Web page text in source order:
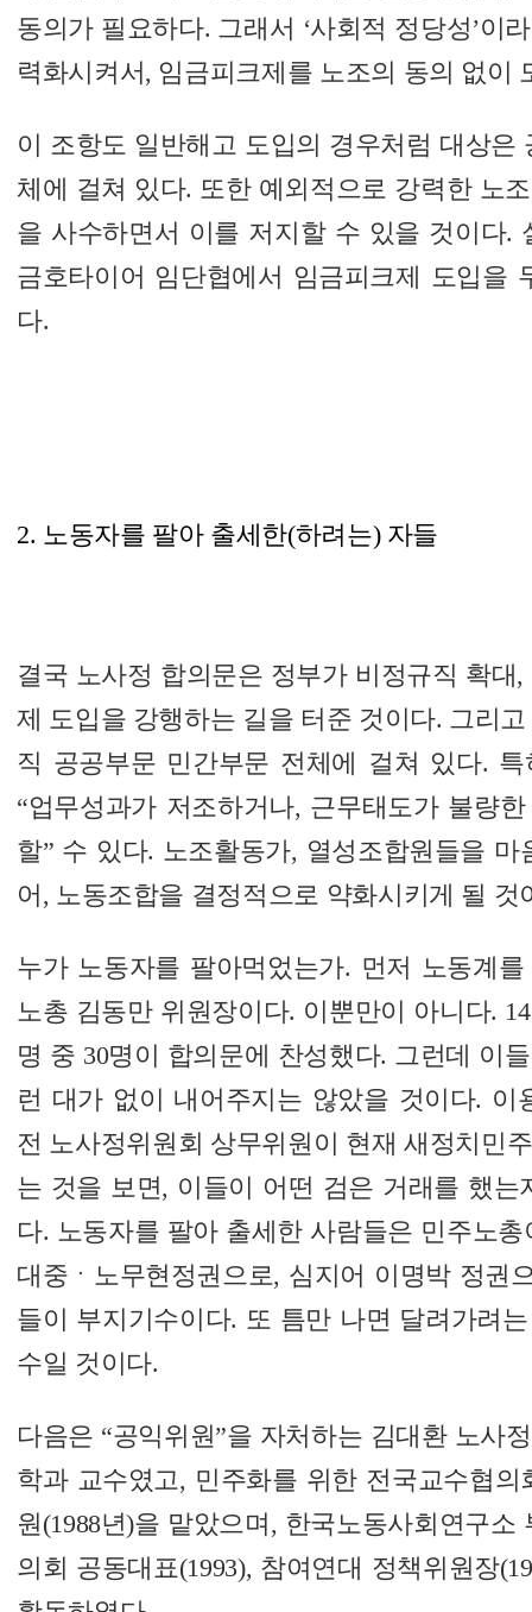
동의가 필요하다. 그래서 ‘사회적 정당성’이
력화시켜서, 임금피크제를 노조의 동의 없이
이 조항도 일반해고 도입의 경우처럼 대상은
체에 걸쳐 있다. 또한 예외적으로 강력한 노
을 사수하면서 이를 저지할 수 있을 것이다.
금호타이어 임단협에서 임금피크제 도입을
다.
2. 노동자를 팔아 출세한(하려는) 자들
결국 노사정 합의문은 정부가 비정규직 확대
제 도입을 강행하는 길을 터준 것이다. 그리
직 공공부문 민간부문 전체에 걸쳐 있다.
“업무성과가 저조하거나, 근무태도가 불량
할” 수 있다. 노조활동가, 열성조합원들을
어, 노동조합을 결정적으로 약화시키게 될 것
누가 노동자를 팔아먹었는가. 먼저 노동계
노총 김동만 위원장이다. 이뿐만이 아니다.
명 중 30명이 합의문에 찬성했다. 그런데 이
런 대가 없이 내어주지는 않았을 것이다. 이
전 노사정위원회 상무위원이 현재 새정치민
는 것을 보면, 이들이 어떤 검은 거래를 했는
다. 노동자를 팔아 출세한 사람들은 민주노
대중ㆍ노무현정권으로, 심지어 이명박 정권
들이 부지기수이다. 또 틈만 나면 달려가려
수일 것이다.
다음은 “공익위원”을 자처하는 김대환 노사
학과 교수였고, 민주화를 위한 전국교수협
원(1988년)을 맡았으며, 한국노동사회연구소
의회 공동대표(1993), 참여연대 정책위원장